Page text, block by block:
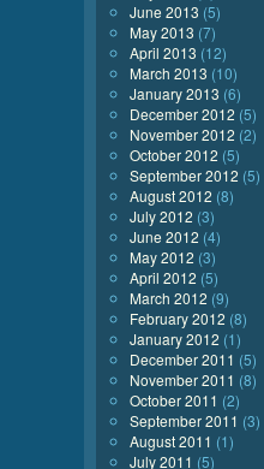
June 2013 (5)
May 2013 (7)
April 2013 (12)
March 2013 (10)
January 2013 (6)
December 2012 (5)
November 2012 (2)
October 2012 (5)
September 2012 (5)
August 2012 (8)
July 2012 (3)
June 2012 (4)
May 2012 (3)
April 2012 (5)
March 2012 (9)
February 2012 (8)
January 2012 (1)
December 2011 (5)
November 2011 (8)
October 2011 (2)
September 2011 (3)
August 2011 (1)
July 2011 (5)